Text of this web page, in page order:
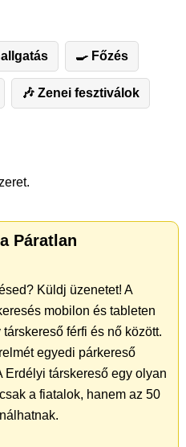
🍳 Főzés
🎶 Zenei fesztiválok
Páratlan
Küldj üzenetet! A
mobilon és tableten
férfi és nő között.
egyedi párkereső
Erdélyi társkereső egy olyan
a fiatalok, hanem az 50